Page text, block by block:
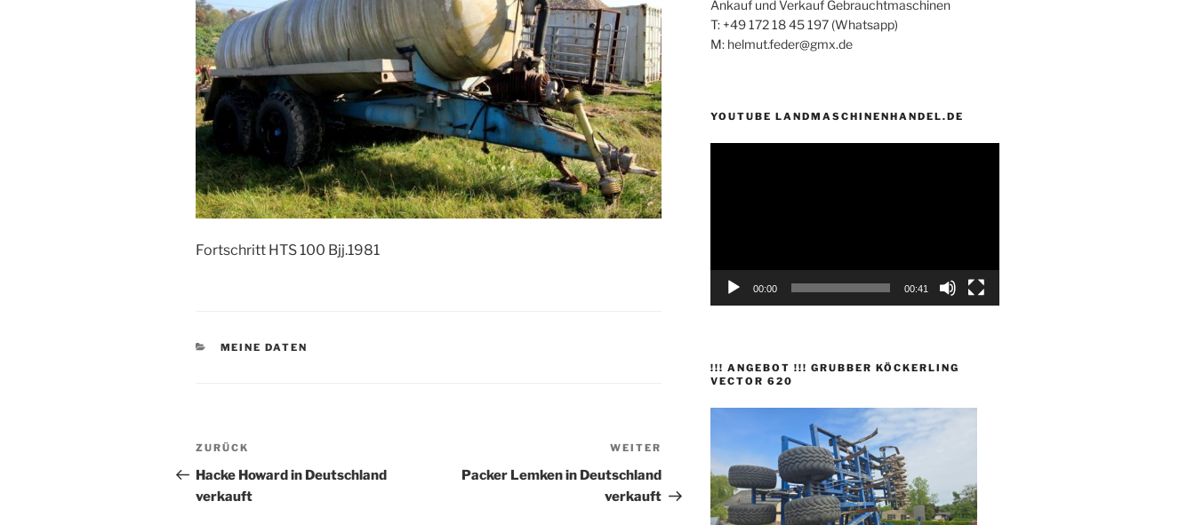
Fortschritt HTS 100 Bjj.1981
KATEGORIEN
MEINE DATEN
Beitragsnavigation
Vorheriger
Beitrag
ZURÜCK
Hacke Howard in Deutschland
verkauft
Nächster
Beitrag
WEITER
Packer Lemken in Deutschland
verkauft
Ankauf und Verkauf Gebrauchtmaschinen
T: +49 172 18 45 197 (Whatsapp)
M: helmut.feder@gmx.de
YOUTUBE LANDMASCHINENHANDEL.DE
00:00 00:41
!!! ANGEBOT !!! GRUBBER KÖCKERLING
VECTOR 620